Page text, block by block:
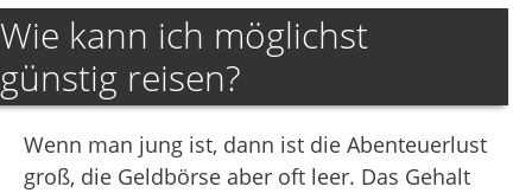
Wie kann ich möglichst
günstig reisen?
Wenn man jung ist, dann ist die Abenteuerlust
groß, die Geldbörse aber oft leer. Das Gehalt